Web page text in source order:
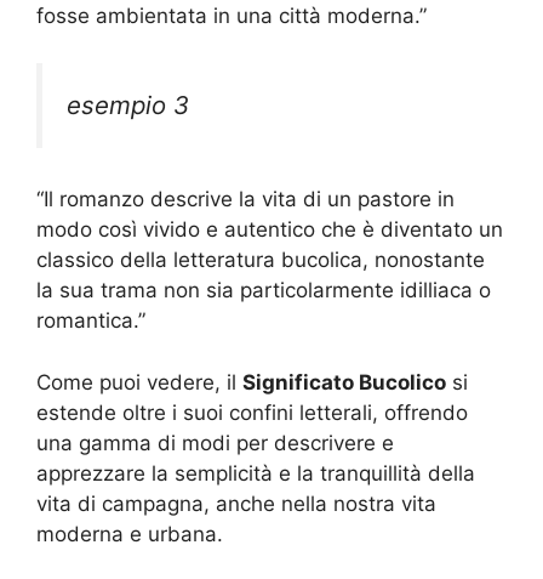
fosse ambientata in una città moderna.”
esempio 3
“Il romanzo descrive la vita di un pastore in
modo così vivido e autentico che è diventato un
classico della letteratura bucolica, nonostante
la sua trama non sia particolarmente idilliaca o
romantica.”
Come puoi vedere, il Significato Bucolico si
estende oltre i suoi confini letterali, offrendo
una gamma di modi per descrivere e
apprezzare la semplicità e la tranquillità della
vita di campagna, anche nella nostra vita
moderna e urbana.